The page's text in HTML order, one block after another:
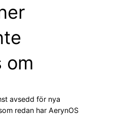
om
avsedd för nya
redan har AerynOS